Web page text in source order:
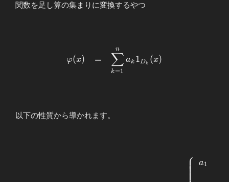
関数を足し算の集まりに変換するやつ
\begin{array}{llllll} \displaystyle
1_{D_k}(x) \end{array}
φ(x) =
k=1
∑
n
ak 1Dk (x)
以下の性質から導かれます。
⎪⎪⎪⎪
⎪
⎧ a1